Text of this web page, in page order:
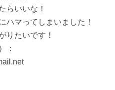
らいいな！
ハマってしまいました！
りたいです！
：